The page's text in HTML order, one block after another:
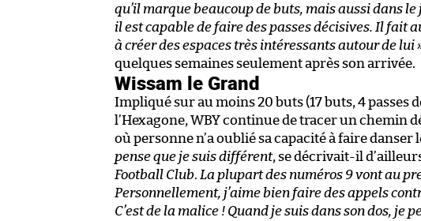
qu’il marque beaucoup de buts, mais aussi dans
il est capable de faire des passes décisives. Il fait
à créer des espaces très intéressants autour de lui
quelques semaines seulement après son arrivée.
Wissam le Grand
Impliqué sur au moins 20 buts (17 buts, 4 passes
l’Hexagone, WBY continue de tracer un chemin
où personne n’a oublié sa capacité à faire
pense que je suis différent, se décrivait-il
Football Club. La plupart des numéros 9 vont au
Personnellement, j’aime bien faire des appels
C’est de la malice ! Quand je suis dans son dos, je